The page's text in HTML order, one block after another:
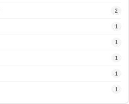
2
1
1
1
1
1